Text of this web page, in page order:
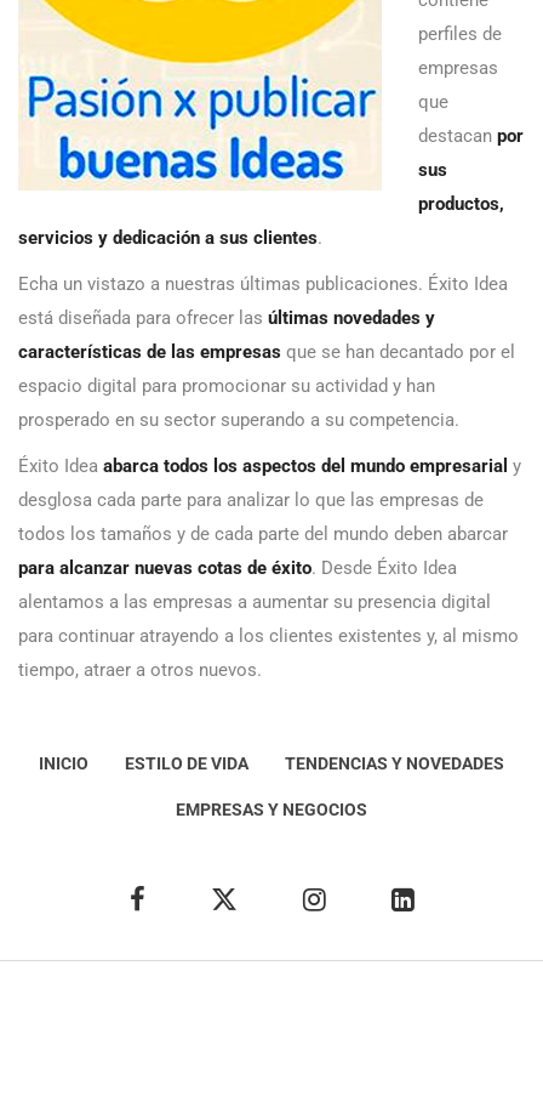
perfiles de
empresas
que
destacan por
sus
productos,
servicios y dedicación a sus clientes.
Echa un vistazo a nuestras últimas publicaciones. Éxito Idea
está diseñada para ofrecer las últimas novedades y
características de las empresas que se han decantado por el
espacio digital para promocionar su actividad y han
prosperado en su sector superando a su competencia.
Éxito Idea abarca todos los aspectos del mundo empresarial y
desglosa cada parte para analizar lo que las empresas de
todos los tamaños y de cada parte del mundo deben abarcar
para alcanzar nuevas cotas de éxito. Desde Éxito Idea
alentamos a las empresas a aumentar su presencia digital
para continuar atrayendo a los clientes existentes y, al mismo
tiempo, atraer a otros nuevos.
INICIO ESTILO DE VIDA TENDENCIAS Y NOVEDADES
EMPRESAS Y NEGOCIOS